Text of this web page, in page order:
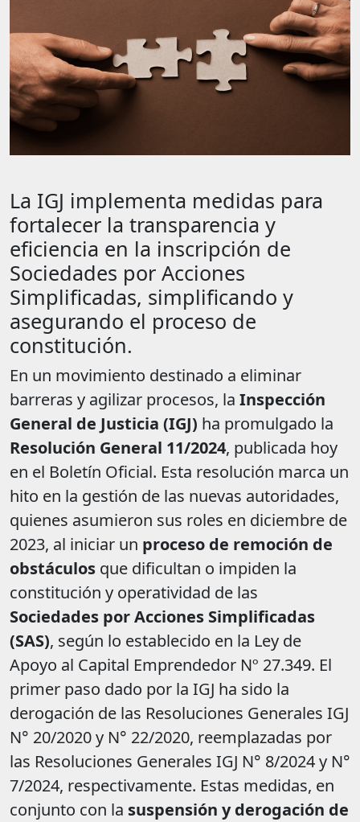
La IGJ implementa medidas para
fortalecer la transparencia y
eficiencia en la inscripción de
Sociedades por Acciones
Simplificadas, simplificando y
asegurando el proceso de
constitución.
En un movimiento destinado a eliminar
barreras y agilizar procesos, la Inspección
General de Justicia (IGJ) ha promulgado la
Resolución General 11/2024, publicada hoy
en el Boletín Oficial. Esta resolución marca un
hito en la gestión de las nuevas autoridades,
quienes asumieron sus roles en diciembre de
2023, al iniciar un proceso de remoción de
obstáculos que dificultan o impiden la
constitución y operatividad de las
Sociedades por Acciones Simplificadas
(SAS), según lo establecido en la Ley de
Apoyo al Capital Emprendedor Nº 27.349. El
primer paso dado por la IGJ ha sido la
derogación de las Resoluciones Generales IGJ
N° 20/2020 y N° 22/2020, reemplazadas por
las Resoluciones Generales IGJ N° 8/2024 y N°
7/2024, respectivamente. Estas medidas, en
conjunto con la suspensión y derogación de